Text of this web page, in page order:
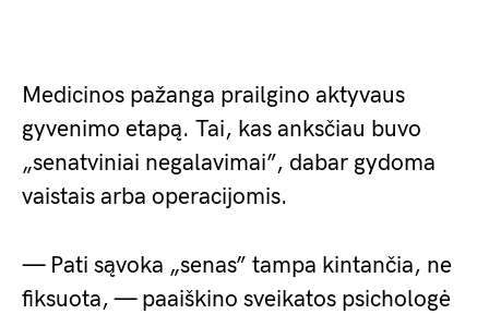
Medicinos pažanga prailgino aktyvaus
gyvenimo etapą. Tai, kas anksčiau buvo
„senatviniai negalavimai”, dabar gydoma
vaistais arba operacijomis.
— Pati sąvoka „senas” tampa kintančia, ne
fiksuota, — paaiškino sveikatos psichologė